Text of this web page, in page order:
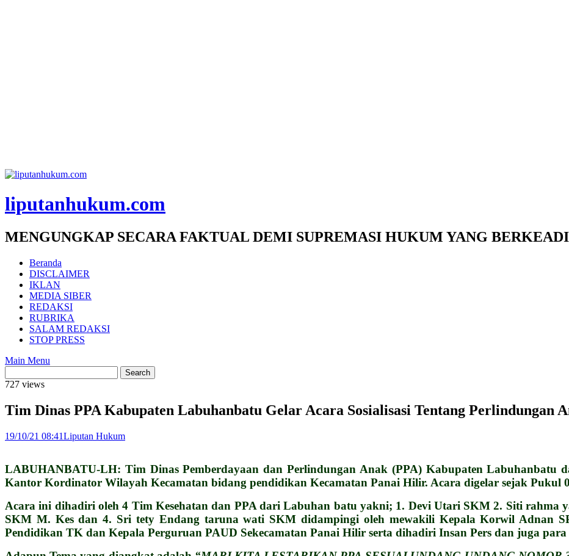
liputanhukum.com
MENGUNGKAP SECARA FAKTUAL DEMI SUPREMASI HUKUM YANG
Beranda
DISCLAIMER
IKLAN
MEDIA SIBER
REDAKSI
RUBRIKA
SALAM REDAKSI
STOP PRESS
Main Menu
727 views
Tim Dinas PPA Kabupaten Labuhanbatu Gelar Acara Sosialisasi Tentang Perlindungan
19/10/21 08:41Liputan Hukum
LABUHANBATU-LH: Tim Dinas Pemberdayaan dan Perlindungan Anak (PPA) Kabupaten Labuhanbatu
Kantor Kordinator Wilayah Kecamatan bidang pendidikan Kecamatan Panai Hilir. Acara digelar sejak Pukul
Acara ini dihadiri oleh 4 Tim Kesehatan dan PPA dari Labuhan batu yakni; 1. Devi Utari SKM 2. Siti rahma
SKM M. Kes dan 4. Sri tety Endang taruna wati SKM didampingi oleh mewakili Kepala Korwil Adnan
Pendidikan TK dan Kepala Perguruan PAUD Sekecamatan Panai Hilir serta dihadiri Insan Pers dan juga